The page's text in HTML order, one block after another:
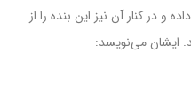
و در کنار آن نیز این بنده را از
ایشان می‌نویسد: